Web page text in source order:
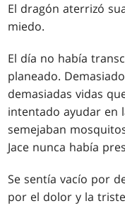
El dragón aterrizó
miedo.
El día no había
planeado.
demasiadas vidas
intentado ayudar en
semejaban
Jace nunca había
Se sentía vacío por
por el dolor y la